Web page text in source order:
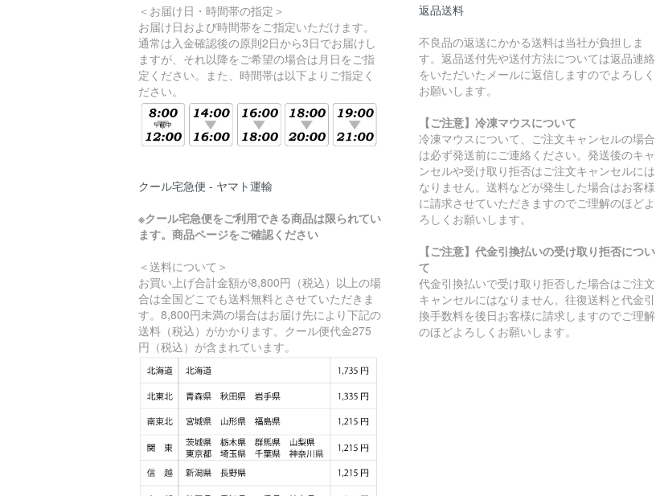
＜お届け日・時間帯の指定＞
お届け日および時間帯をご指定いただけます。
通常は入金確認後の原則2日から3日でお届けし
ますが、それ以降をご希望の場合は月日をご指
定ください。また、時間帯は以下よりご指定く
ださい。
クール宅急便 - ヤマト運輸
※クール宅急便をご利用できる商品は限られてい
ます。商品ページをご確認ください
＜送料について＞
お買い上げ合計金額が8,800円（税込）以上の場
合は全国どこでも送料無料とさせていただきま
す。8,800円未満の場合はお届け先により下記の
送料（税込）がかかります。クール便代金275
円（税込）が含まれています。
返品送料
不良品の返送にかかる送料は当社が負担しま
す。返品送付先や送付方法については返品連絡
をいただいたメールに返信しますのでよろしく
お願いします。
【ご注意】冷凍マウスについて
冷凍マウスについて、ご注文キャンセルの場合
は必ず発送前にご連絡ください。発送後のキャ
ンセルや受け取り拒否はご注文キャンセルには
なりません。送料などが発生した場合はお客様
に請求させていただきますのでご理解のほどよ
ろしくお願いします。
【ご注意】代金引換払いの受け取り拒否につい
て
代金引換払いで受け取り拒否した場合はご注文
キャンセルにはなりません。往復送料と代金引
換手数料を後日お客様に請求しますのでご理解
のほどよろしくお願いします。